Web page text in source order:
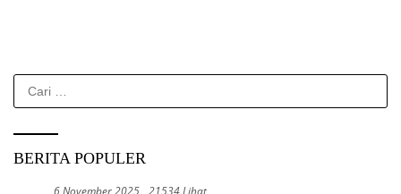
Cari
untuk:
BERITA POPULER
6 November 2025 21534 Lihat